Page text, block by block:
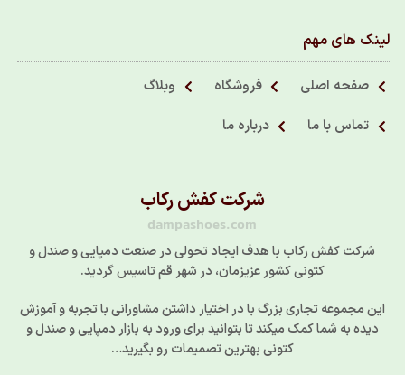
لینک های مهم
صفحه اصلی فروشگاه
وبلاگ
تماس با ما
درباره ما
شرکت کفش رکاب
dampashoes.com
شرکت کفش رکاب با هدف ایجاد تحولی در صنعت دمپایی و صندل و
کتونی کشور عزیزمان، در شهر قم تاسیس گردید.
این مجموعه تجاری بزرگ با در اختیار داشتن مشاورانی با تجربه و آموزش
دیده به شما کمک میکند تا بتوانید برای ورود به بازار دمپایی و صندل و
کتونی بهترین تصمیمات رو بگیرید…